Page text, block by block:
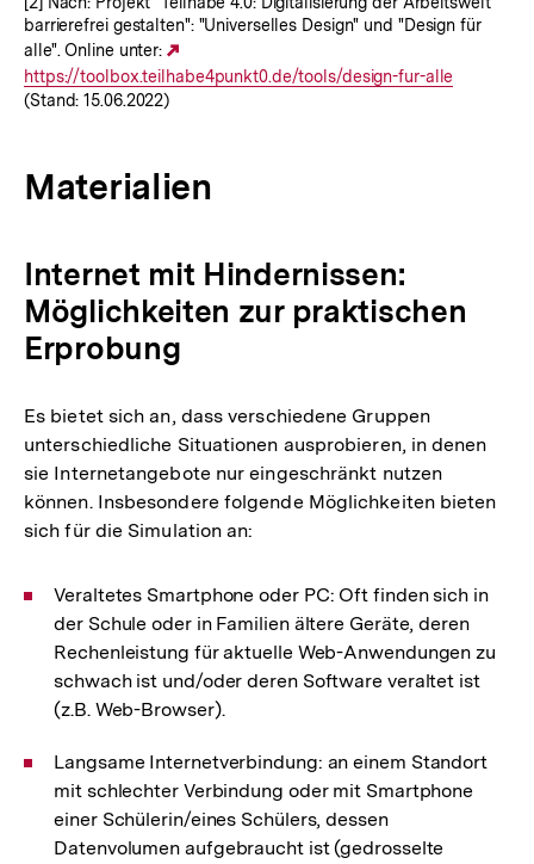
barrierefrei gestalten": "Universelles Design" und "Design für
alle". Online unter:
Link:
https://toolbox.teilhabe4punkt0.de/tools/design-fur-alle
(Stand: 15.06.2022)
Materialien
Internet mit Hindernissen:
Möglichkeiten zur praktischen
Erprobung
Es bietet sich an, dass verschiedene Gruppen
unterschiedliche Situationen ausprobieren, in denen
sie Internetangebote nur eingeschränkt nutzen
können. Insbesondere folgende Möglichkeiten bieten
sich für die Simulation an:
Veraltetes Smartphone oder PC: Oft finden sich in
der Schule oder in Familien ältere Geräte, deren
Rechenleistung für aktuelle Web-Anwendungen zu
schwach ist und/oder deren Software veraltet ist
(z.B. Web-Browser).
Langsame Internetverbindung: an einem Standort
mit schlechter Verbindung oder mit Smartphone
einer Schülerin/eines Schülers, dessen
Datenvolumen aufgebraucht ist (gedrosselte